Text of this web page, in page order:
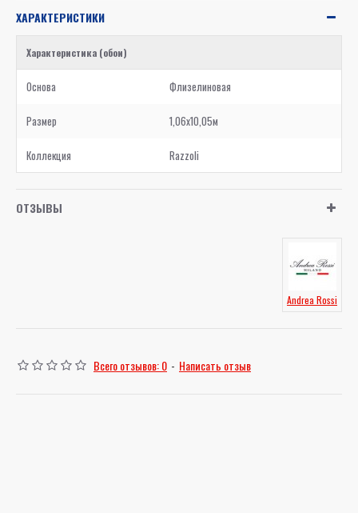
ХАРАКТЕРИСТИКИ
Характеристика (обои)
Основа Флизелиновая
Размер 1,06x10,05м
Коллекция Razzoli
ОТЗЫВЫ
Andrea Rossi
Всего отзывов: 0 - Написать отзыв